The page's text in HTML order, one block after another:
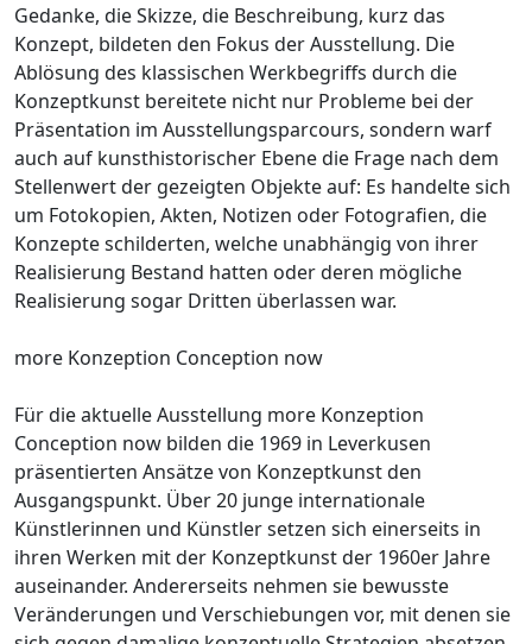
Gedanke, die Skizze, die Beschreibung, kurz das
Konzept, bildeten den Fokus der Ausstellung. Die
Ablösung des klassischen Werkbegriffs durch die
Konzeptkunst bereitete nicht nur Probleme bei der
Präsentation im Ausstellungsparcours, sondern warf
auch auf kunsthistorischer Ebene die Frage nach dem
Stellenwert der gezeigten Objekte auf: Es handelte sich
um Fotokopien, Akten, Notizen oder Fotografien, die
Konzepte schilderten, welche unabhängig von ihrer
Realisierung Bestand hatten oder deren mögliche
Realisierung sogar Dritten überlassen war.
more Konzeption Conception now
Für die aktuelle Ausstellung more Konzeption
Conception now bilden die 1969 in Leverkusen
präsentierten Ansätze von Konzeptkunst den
Ausgangspunkt. Über 20 junge internationale
Künstlerinnen und Künstler setzen sich einerseits in
ihren Werken mit der Konzeptkunst der 1960er Jahre
auseinander. Andererseits nehmen sie bewusste
Veränderungen und Verschiebungen vor, mit denen sie